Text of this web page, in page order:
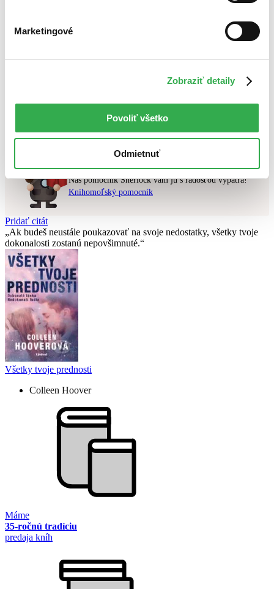
Marketingové
Zobraziť detaily
Povoliť všetko
Odmietnuť
Najdrahšie
Najlacnejšie
na sklade
vyhovujúci zadaným podmienkam.
Skúste prosím zmeniť vyhľadávaný výraz.
Chcete poradiť knihu?
Náš pomocník Sherlock vám ju s radosťou vypátra!
Knihomoľský pomocník
Pridať citát
Ak budeš neustále poukazovať na svoje nedostatky, všetky tvoje
dokonalosti zostanú nepovšimnuté.
Všetky tvoje prednosti
Colleen Hoover
Máme
35-ročnú tradíciu
predaja kníh